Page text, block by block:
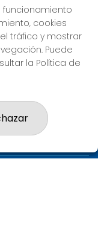
funcionamiento
cookies
tráfico y mostrar
Puede
la Política de